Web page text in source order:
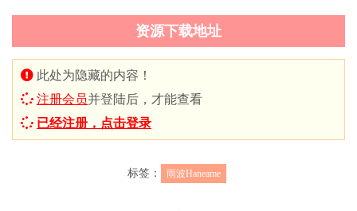
资源下载地址
此处为隐藏的内容！
注册会员并登陆后，才能查看
已经注册，点击登录
标签： 雨波Haneame